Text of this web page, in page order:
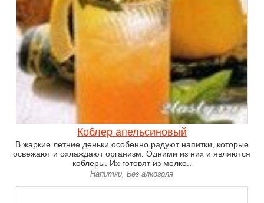
Коблер апельсиновый
В жаркие летние деньки особенно радуют напитки, которые
освежают и охлаждают организм. Одними из них и являются
коблеры. Их готовят из мелко..
Напитки, Без алкоголя